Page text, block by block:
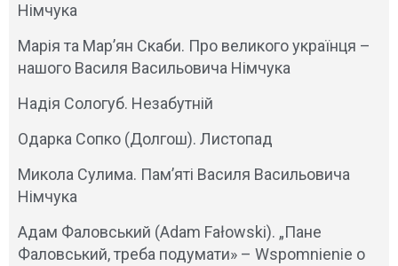
Німчука
Марія та Мар’ян Скаби. Про великого українця –
нашого Василя Васильовича Німчука
Надія Сологуб. Незабутній
Одарка Сопко (Долгош). Листопад
Микола Сулима. Пам’яті Василя Васильовича
Німчука
Адам Фаловський (Adam Fałowski). „Пане
Фаловський, треба подумати» – Wspomnienie o